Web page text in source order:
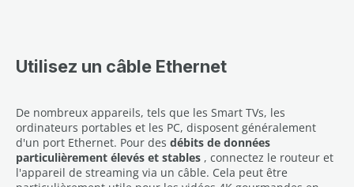
Utilisez un câble Ethernet
De nombreux appareils, tels que les Smart TVs, les
ordinateurs portables et les PC, disposent généralement
d'un port Ethernet. Pour des débits de données
particulièrement élevés et stables , connectez le routeur et
l'appareil de streaming via un câble. Cela peut être